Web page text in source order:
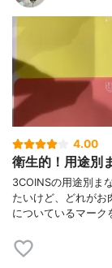
4.00
衛生的！用途別
3COINSの用途別ま
たいけど、どれがお
についているマーク